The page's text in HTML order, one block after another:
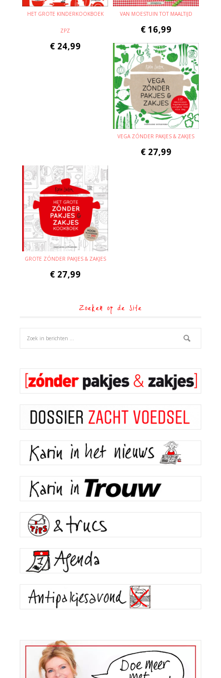
HET GROTE KINDERKOOKBOEK
ZPZ
€ 24,99
VAN MOESTUIN TOT MAALTIJD
€ 16,99
VEGA ZÓNDER PAKJES & ZAKJES
€ 27,99
GROTE ZÓNDER PAKJES & ZAKJES
€ 27,99
Zoeken op de site